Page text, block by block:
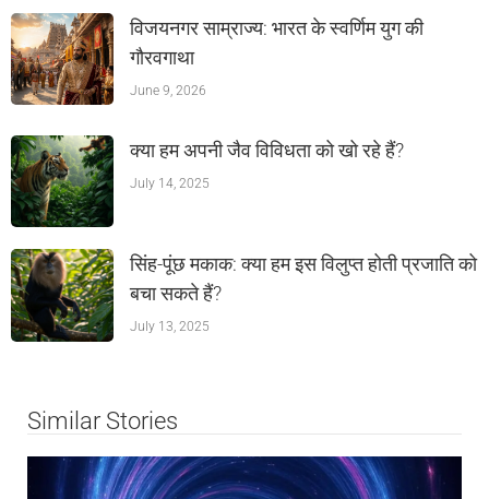
विजयनगर साम्राज्य: भारत के स्वर्णिम युग की
गौरवगाथा
June 9, 2026
क्या हम अपनी जैव विविधता को खो रहे हैं?
July 14, 2025
सिंह-पूंछ मकाक: क्या हम इस विलुप्त होती प्रजाति को
बचा सकते हैं?
July 13, 2025
Similar Stories